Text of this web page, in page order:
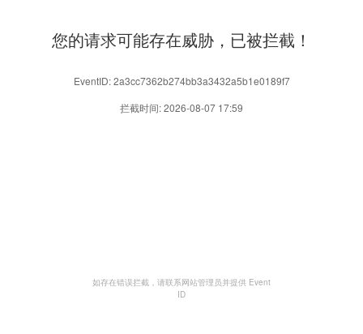
您的请求可能存在威胁，已被拦截！
EventID: 2a3cc7362b274bb3a3432a5b1e0189f7
拦截时间: 2026-08-07 17:59
如存在错误拦截，请联系网站管理员并提供 Event
ID